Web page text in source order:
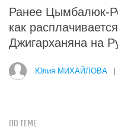
Ранее Цымбалюк-
как
Джигарханяна на
Юлия МИХАЙЛОВА
ПО ТЕМЕ